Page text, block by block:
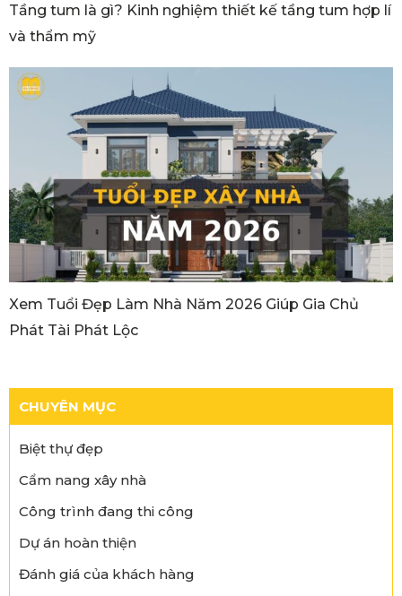
Tầng tum là gì? Kinh nghiệm thiết kế tầng tum hợp lí
và thẩm mỹ
Xem Tuổi Đẹp Làm Nhà Năm 2026 Giúp Gia Chủ
Phát Tài Phát Lộc
CHUYÊN MỤC
Biệt thự đẹp
Cẩm nang xây nhà
Công trình đang thi công
Dự án hoàn thiện
Đánh giá của khách hàng